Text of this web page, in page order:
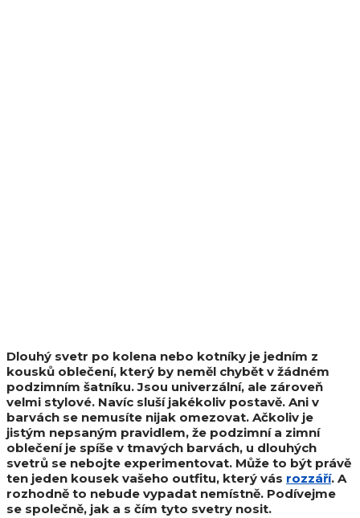
Dlouhý svetr po kolena nebo kotníky je jedním z
kousků oblečení, který by neměl chybět v žádném
podzimním šatníku. Jsou univerzální, ale zároveň
velmi stylové. Navíc sluší jakékoliv postavě. Ani v
barvách se nemusíte nijak omezovat. Ačkoliv je
jistým nepsaným pravidlem, že podzimní a zimní
oblečení je spíše v tmavých barvách, u dlouhých
svetrů se nebojte experimentovat. Může to být právě
ten jeden kousek vašeho outfitu, který vás rozzáří. A
rozhodně to nebude vypadat nemístně. Podívejme
se společně, jak a s čím tyto svetry nosit.